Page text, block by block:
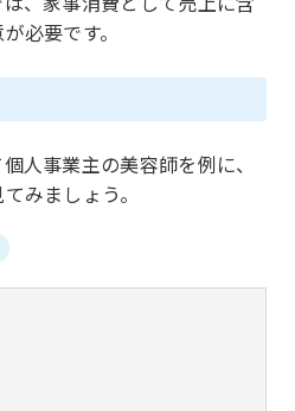
必要です。
人事業主の美容師を例に、
みましょう。